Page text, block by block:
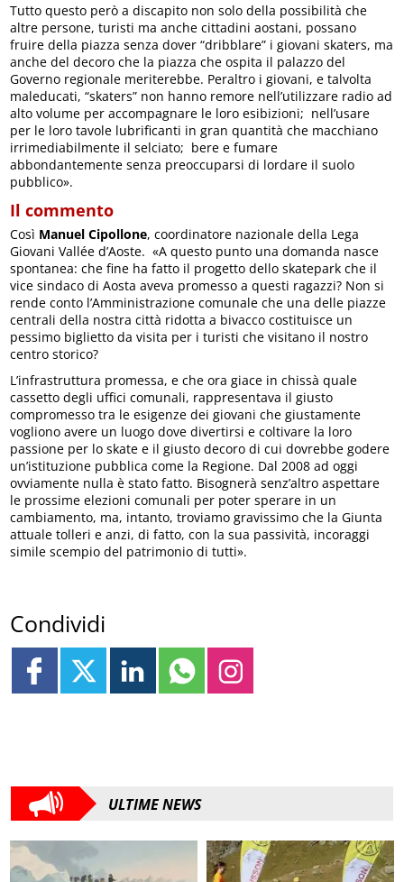
Tutto questo però a discapito non solo della possibilità che
altre persone, turisti ma anche cittadini aostani, possano
fruire della piazza senza dover “dribblare” i giovani skaters, ma
anche del decoro che la piazza che ospita il palazzo del
Governo regionale meriterebbe. Peraltro i giovani, e talvolta
maleducati, “skaters” non hanno remore nell’utilizzare radio ad
alto volume per accompagnare le loro esibizioni; nell’usare
per le loro tavole lubrificanti in gran quantità che macchiano
irrimediabilmente il selciato; bere e fumare
abbondantemente senza preoccuparsi di lordare il suolo
pubblico».
Il commento
Così Manuel Cipollone, coordinatore nazionale della Lega
Giovani Vallée d’Aoste. «A questo punto una domanda nasce
spontanea: che fine ha fatto il progetto dello skatepark che il
vice sindaco di Aosta aveva promesso a questi ragazzi? Non si
rende conto l’Amministrazione comunale che una delle piazze
centrali della nostra città ridotta a bivacco costituisce un
pessimo biglietto da visita per i turisti che visitano il nostro
centro storico?
L’infrastruttura promessa, e che ora giace in chissà quale
cassetto degli uffici comunali, rappresentava il giusto
compromesso tra le esigenze dei giovani che giustamente
vogliono avere un luogo dove divertirsi e coltivare la loro
passione per lo skate e il giusto decoro di cui dovrebbe godere
un’istituzione pubblica come la Regione. Dal 2008 ad oggi
ovviamente nulla è stato fatto. Bisognerà senz’altro aspettare
le prossime elezioni comunali per poter sperare in un
cambiamento, ma, intanto, troviamo gravissimo che la Giunta
attuale tolleri e anzi, di fatto, con la sua passività, incoraggi
simile scempio del patrimonio di tutti».
Condividi
ULTIME NEWS